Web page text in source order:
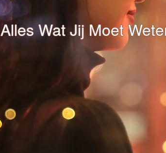
Alles Wat Jij Moet